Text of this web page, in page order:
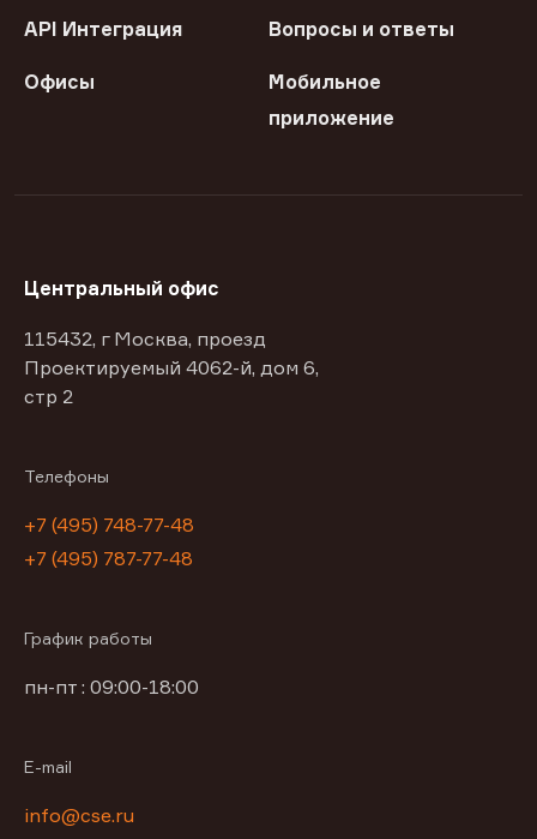
API Интеграция Вопросы и ответы
Офисы
Мобильное
приложение
Центральный офис
115432, г Москва, проезд
Проектируемый 4062-й, дом 6,
стр 2
Телефоны
+7 (495) 748-77-48
+7 (495) 787-77-48
График работы
пн-пт : 09:00-18:00
E-mail
info@cse.ru